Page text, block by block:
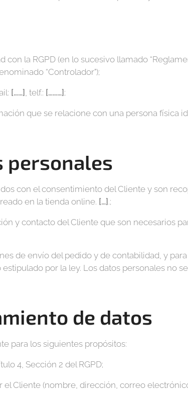
la RGPD (en lo sucesivo llamado
“Controlador");
[……] , telf.: [………];
que se relacione con una persona física
personales
con el consentimiento del Cliente y son
en la tienda online. […].;
y contacto del Cliente que son necesarios
de envío del pedido y de contabilidad, y
por la ley. Los datos personales no
de datos
para los siguientes propósitos:
4, Sección 2 del RGPD;
Cliente (nombre, dirección, correo